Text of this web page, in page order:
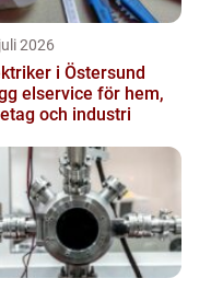
2026
i Östersund
elservice för hem,
och industri